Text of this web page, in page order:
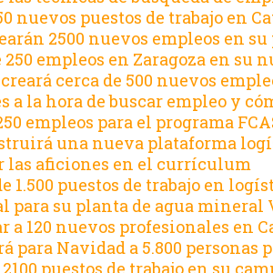
nuevos puestos de trabajo en
2500 nuevos empleos en
empleos en Zaragoza en su
cerca de 500 nuevos
a la hora de buscar empleo y
empleos para el programa
una nueva plataforma
las aficiones en el currículum
1.500 puestos de trabajo en
para su planta de agua
a 120 nuevos profesionales en
para Navidad a 5.800 personas